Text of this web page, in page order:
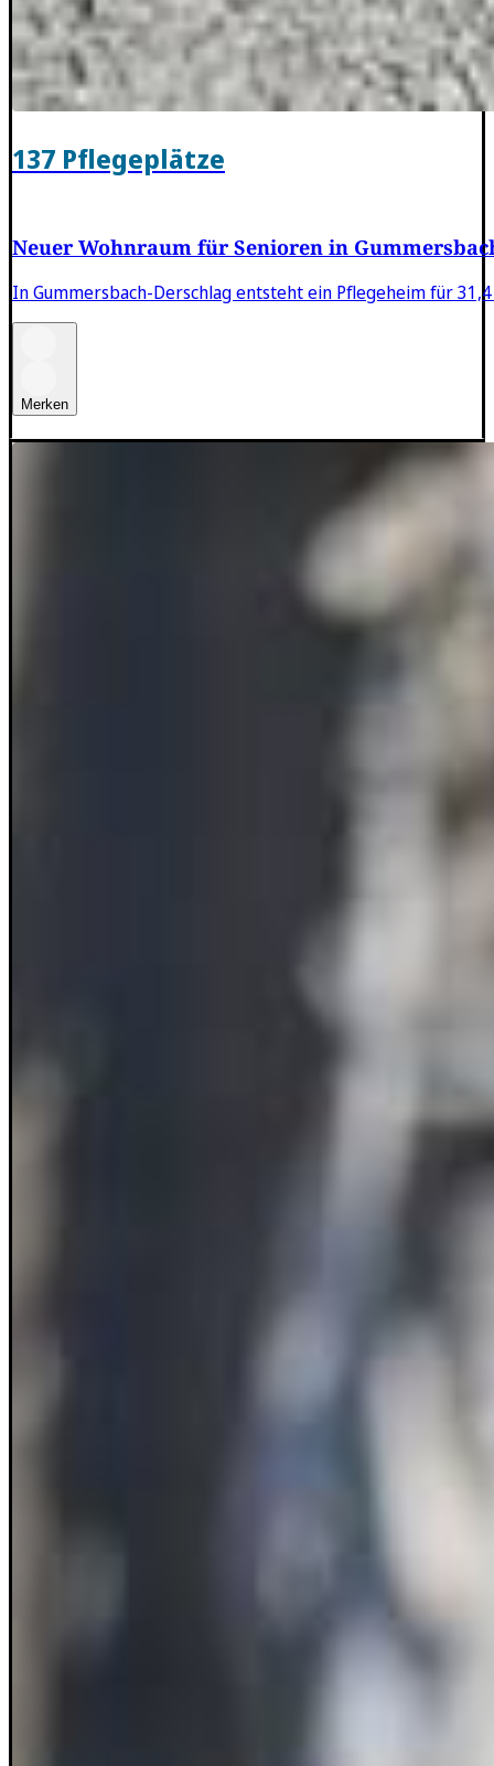
137 Pflegeplätze
Neuer Wohnraum für Senioren in
In Gummersbach-Derschlag entsteht ein Pflegeheim für
Merken